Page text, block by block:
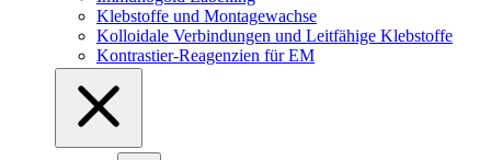
Klebstoffe und Montagewachse
Kolloidale Verbindungen und Leitfähige Klebstoffe
Kontrastier-Reagenzien für EM